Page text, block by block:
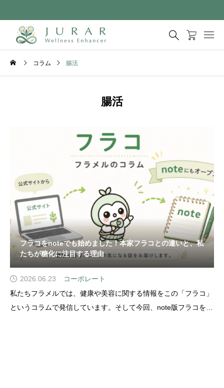
コラム 腸活
腸活
フラコをnoteでも始めました！本家フラコとの違いと、私
たちが糖化に注目する理由
2026.06.23
コーポレート
私たちフラメルでは、健康や美容に関する情報をこの「フラコ」
というコラムで発信しています。そして今回、note版フラコを始